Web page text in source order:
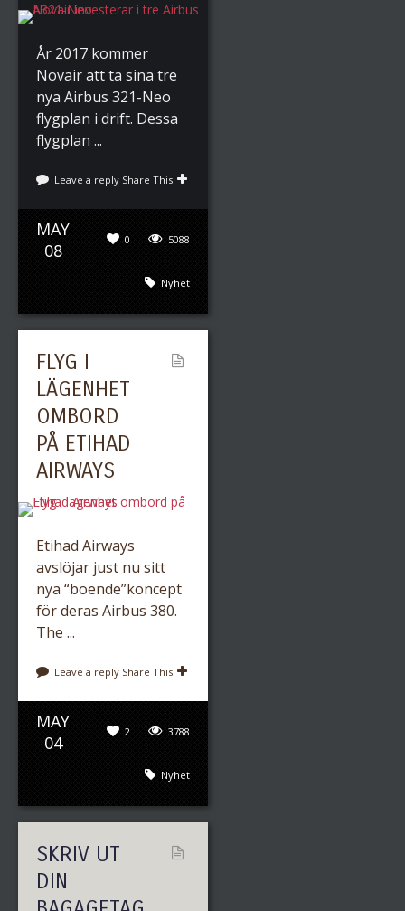
År 2017 kommer
Novair att ta sina tre
nya Airbus 321-Neo
flygplan i drift. Dessa
flygplan ...
Leave a reply Share This
MAY
08
5088
0
Nyhet
FLYG I
LÄGENHET
OMBORD
PÅ ETIHAD
AIRWAYS
Etihad Airways
avslöjar just nu sitt
nya “boende”koncept
för deras Airbus 380.
The ...
Leave a reply Share This
MAY
04
3788
2
Nyhet
SKRIV UT
DIN